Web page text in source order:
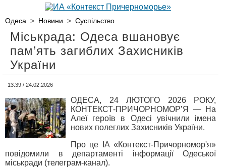
Одеса > Новини > Суспільство
Міськрада: Одеса вшановує
пам’ять загиблих Захисників
України
13:39 / 24.02.2026
ОДЕСА, 24 ЛЮТОГО 2026 РОКУ,
КОНТЕКСТ-ПРИЧОРНОМОР’Я — На
Алеї героїв в Одесі увічнили імена
нових полеглих Захисників України.
Про це ІА «Контекст-Причорномор'я»
повідомили в департаменті інформації Одеської
міськради (телеграм-канал).